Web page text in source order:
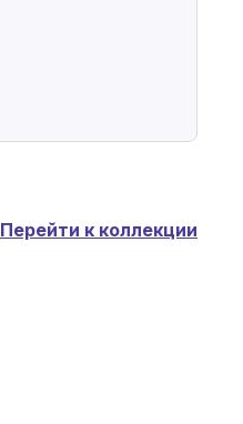
Перейти к коллекции